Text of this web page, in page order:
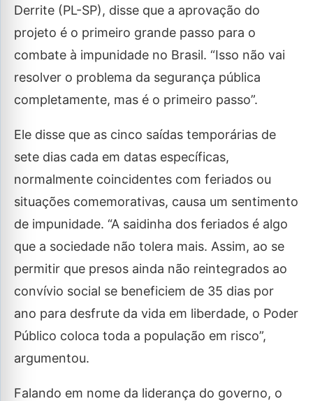
Derrite (PL-SP), disse que a aprovação do
projeto é o primeiro grande passo para o
combate à impunidade no Brasil. “Isso não vai
resolver o problema da segurança pública
completamente, mas é o primeiro passo”.
Ele disse que as cinco saídas temporárias de
sete dias cada em datas específicas,
normalmente coincidentes com feriados ou
situações comemorativas, causa um sentimento
de impunidade. “A saidinha dos feriados é algo
que a sociedade não tolera mais. Assim, ao se
permitir que presos ainda não reintegrados ao
convívio social se beneficiem de 35 dias por
ano para desfrute da vida em liberdade, o Poder
Público coloca toda a população em risco”,
argumentou.
Falando em nome da liderança do governo, o